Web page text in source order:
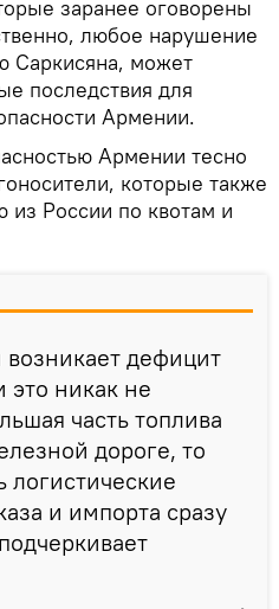
заранее оговорены
любое нарушение
Саркисяна, может
последствия для
Армении.
Армении тесно
которые также
из России по квотам и
дефицит
никак не
часть топлива
дороге, то
логистические
и импорта сразу